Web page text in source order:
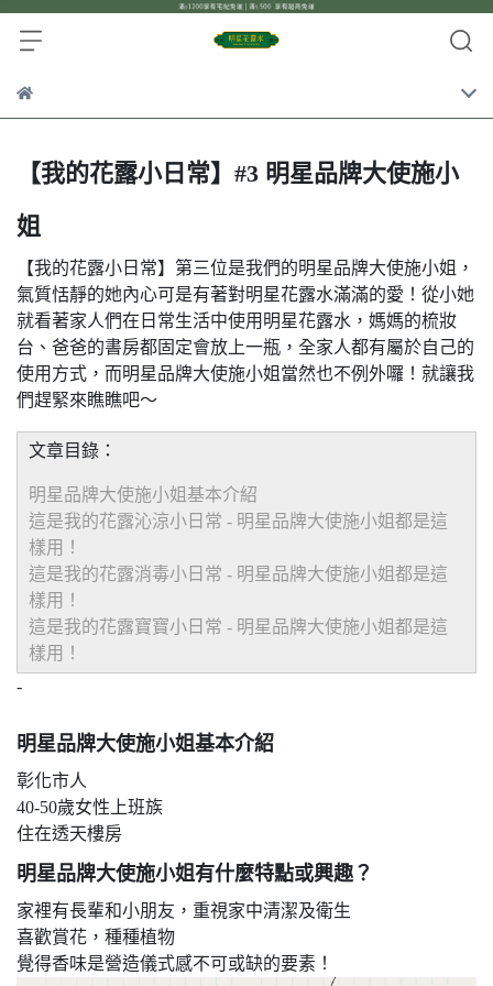
【我的花露小日常】#3 明星品牌大使施小
姐
【我的花露小日常】第三位是我們的明星品牌大使施小姐，
氣質恬靜的她內心可是有著對明星花露水滿滿的愛！從小她
就看著家人們在日常生活中使用明星花露水，媽媽的梳妝
台、爸爸的書房都固定會放上一瓶，全家人都有屬於自己的
使用方式，而明星品牌大使施小姐當然也不例外囉！就讓我
們趕緊來瞧瞧吧～
文章目錄：
明星品牌大使施小姐基本介紹
這是我的花露沁涼小日常 - 明星品牌大使施小姐都是這
樣用！
這是我的花露消毒小日常 - 明星品牌大使施小姐都是這
樣用！
這是我的花露寶寶小日常 - 明星品牌大使施小姐都是這
樣用！
-
明星品牌大使施小姐基本介紹
彰化市人
40-50歲女性上班族
住在透天樓房
明星品牌大使施小姐有什麼特點或興趣？
家裡有長輩和小朋友，重視家中清潔及衛生
喜歡賞花，種種植物
覺得香味是營造儀式感不可或缺的要素！